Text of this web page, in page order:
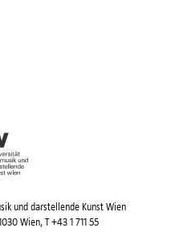
und darstellende Kunst Wien
Wien, T +43 1 711 55